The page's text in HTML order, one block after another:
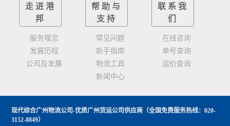
走进港
邦
服务理念
发展历程
公司及发展
帮助与
支持
常见问题
新手指南
物流工具
新闻中心
联系我
们
在线咨询
单号查询
运价查询
现代综合广州物流公司-优质广州货运公司供应商 （全国免费服务热线：020-
3152-8849）